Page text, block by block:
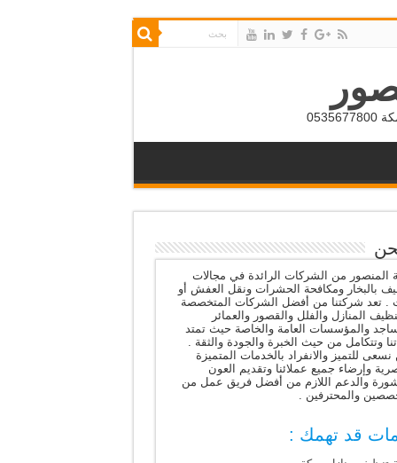
المنصور من الشركات الرائدة في مجالات
بالبخار ومكافحة الحشرات ونقل العفش أو
. تعد شركتنا من أفضل الشركات المتخصصة
المنازل والفلل والقصور والعمائر
والمؤسسات العامة والخاصة حيث تمتد
وتتكامل من حيث الخبرة والجودة والثقة .
للتميز والانفراد بالخدمات المتميزة
وإرضاء جميع عملائنا وتقديم العون
والدعم اللازم من أفضل فريق عمل من
والمحترفين .
قد تهمك :